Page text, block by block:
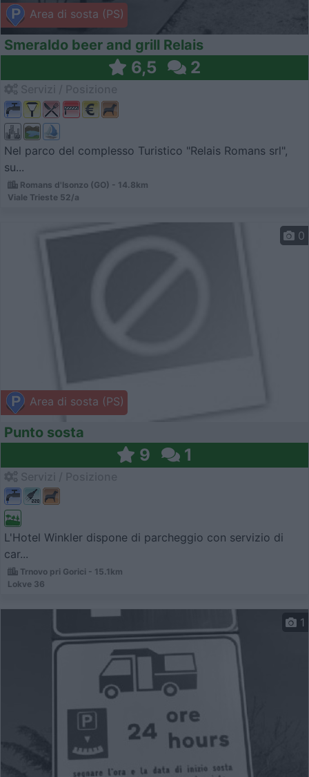
Area di sosta (PS)
Smeraldo beer and grill Relais
6,5 2
Nel parco del complesso Turistico "Relais Romans srl",
su...
Romans d'Isonzo (GO) - 14.8km
Viale Trieste 52/a
Area di sosta (PS)
0
Punto sosta
9 1
L'Hotel Winkler dispone di parcheggio con servizio di
car...
Trnovo pri Gorici - 15.1km
Lokve 36
1